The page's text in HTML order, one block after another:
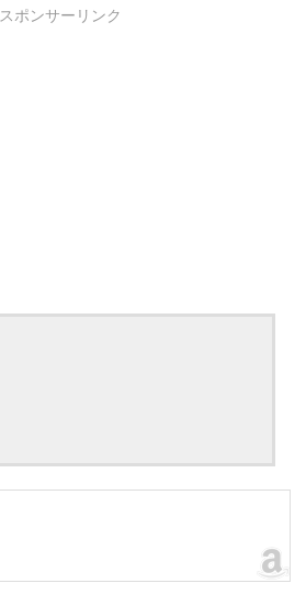
スポンサーリンク